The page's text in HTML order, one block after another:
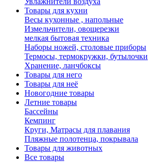
Товары для кухни
Весы кухонные , напольные
Измельчители, овощерезки
мелкая бытовая техника
Наборы ножей, столовые приборы
Термосы, термокружки, бутылочки
Хранение, ланчбоксы
Товары для него
Товары для неё
Новогодние товары
Летние товары
Бассейны
Кемпинг
Круги, Матрасы для плавания
Пляжные полотенца, покрывала
Товары для животных
Все товары